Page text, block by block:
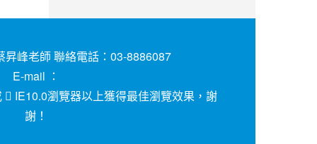
昇峰老師 聯絡電話：03-8886087
E-mail ：
IE10.0瀏覽器以上獲得最佳瀏覽效果，謝
謝！